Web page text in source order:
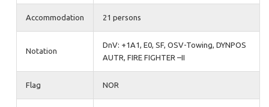
Accommodation 21 persons
Notation
DnV: +1A1, E0, SF, OSV-Towing, DYNPOS
AUTR, FIRE FIGHTER –II
Flag NOR